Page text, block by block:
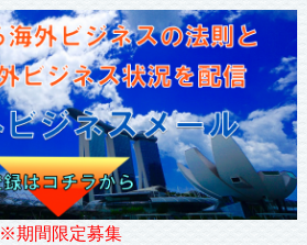
※期間限定募集